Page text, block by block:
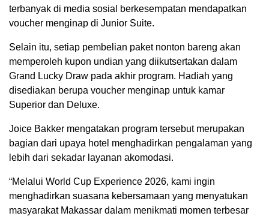
terbanyak di media sosial berkesempatan mendapatkan
voucher menginap di Junior Suite.
Selain itu, setiap pembelian paket nonton bareng akan
memperoleh kupon undian yang diikutsertakan dalam
Grand Lucky Draw pada akhir program. Hadiah yang
disediakan berupa voucher menginap untuk kamar
Superior dan Deluxe.
Joice Bakker mengatakan program tersebut merupakan
bagian dari upaya hotel menghadirkan pengalaman yang
lebih dari sekadar layanan akomodasi.
“Melalui World Cup Experience 2026, kami ingin
menghadirkan suasana kebersamaan yang menyatukan
masyarakat Makassar dalam menikmati momen terbesar